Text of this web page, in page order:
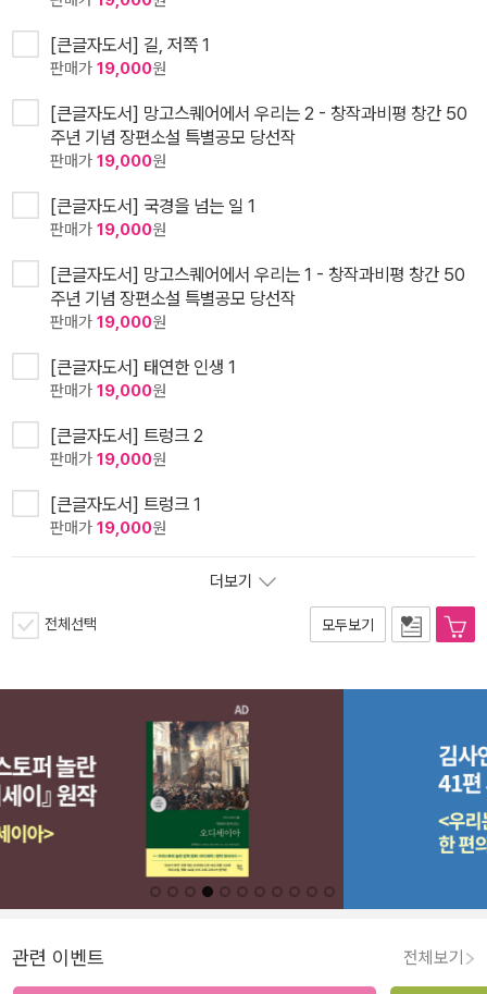
[큰글자도서] 길, 저쪽 1
판매가 19,000원
[큰글자도서] 망고스퀘어에서 우리는 2 - 창작과비평 창간 50
주년 기념 장편소설 특별공모 당선작
판매가 19,000원
[큰글자도서] 국경을 넘는 일 1
판매가 19,000원
[큰글자도서] 망고스퀘어에서 우리는 1 - 창작과비평 창간 50
주년 기념 장편소설 특별공모 당선작
판매가 19,000원
[큰글자도서] 태연한 인생 1
판매가 19,000원
[큰글자도서] 트렁크 2
판매가 19,000원
[큰글자도서] 트렁크 1
판매가 19,000원
더보기
전체선택 모두보기
관련 이벤트 전체보기